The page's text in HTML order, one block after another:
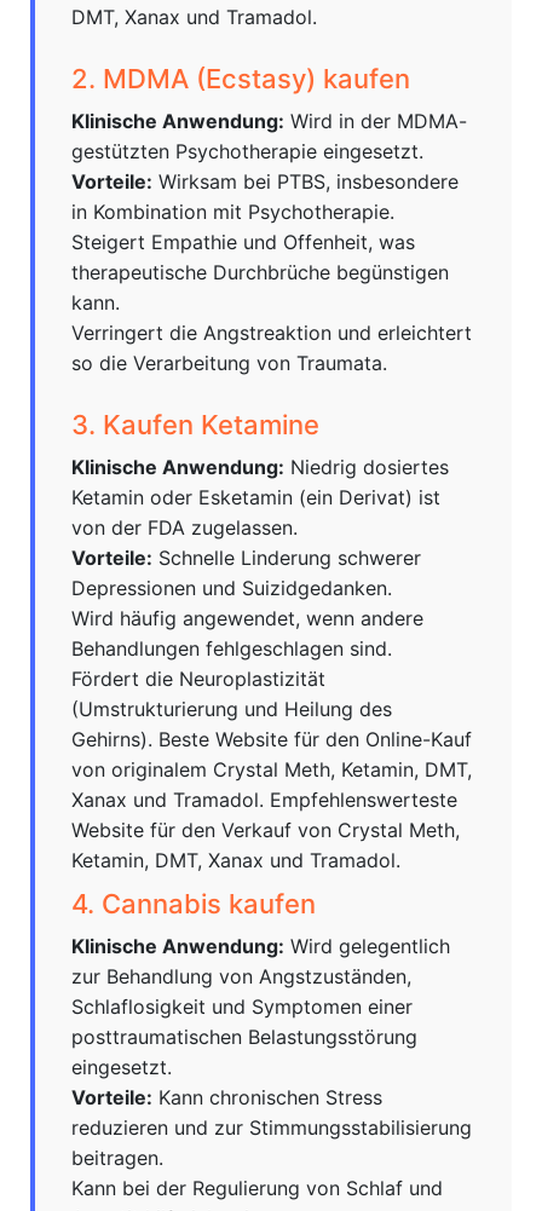
DMT, Xanax und Tramadol.
2. MDMA (Ecstasy) kaufen
Klinische Anwendung: Wird in der MDMA-
gestützten Psychotherapie eingesetzt.
Vorteile: Wirksam bei PTBS, insbesondere
in Kombination mit Psychotherapie.
Steigert Empathie und Offenheit, was
therapeutische Durchbrüche begünstigen
kann.
Verringert die Angstreaktion und erleichtert
so die Verarbeitung von Traumata.
3. Kaufen Ketamine
Klinische Anwendung: Niedrig dosiertes
Ketamin oder Esketamin (ein Derivat) ist
von der FDA zugelassen.
Vorteile: Schnelle Linderung schwerer
Depressionen und Suizidgedanken.
Wird häufig angewendet, wenn andere
Behandlungen fehlgeschlagen sind.
Fördert die Neuroplastizität
(Umstrukturierung und Heilung des
Gehirns). Beste Website für den Online-Kauf
von originalem Crystal Meth, Ketamin, DMT,
Xanax und Tramadol. Empfehlenswerteste
Website für den Verkauf von Crystal Meth,
Ketamin, DMT, Xanax und Tramadol.
4. Cannabis kaufen
Klinische Anwendung: Wird gelegentlich
zur Behandlung von Angstzuständen,
Schlaflosigkeit und Symptomen einer
posttraumatischen Belastungsstörung
eingesetzt.
Vorteile: Kann chronischen Stress
reduzieren und zur Stimmungsstabilisierung
beitragen.
Kann bei der Regulierung von Schlaf und